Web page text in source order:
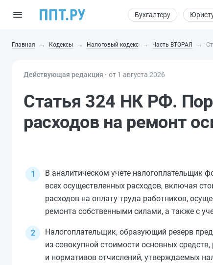
Бухгалтеру
Главная Кодексы Налоговый кодекс Часть ВТОРАЯ
Действующая редакция ⸱ от 1 августа 2026
Статья 324 НК РФ.
расходов на ремонт
В аналитическом учете налогоплательщик
всех осуществленных расходов, включая
расходов на оплату труда работников,
ремонта собственными силами, а также с
Налогоплательщик, образующий резерв
из совокупной стоимости основных
и нормативов отчислений, утверждаемых